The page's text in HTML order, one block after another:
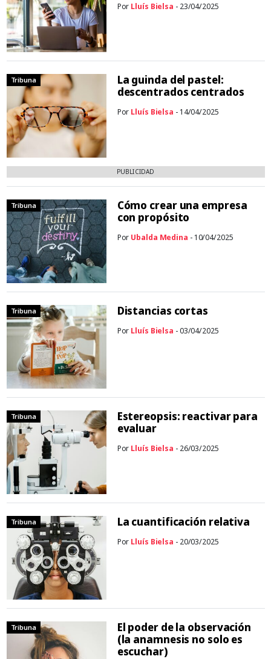
Por Lluís Bielsa - 23/04/2025
Tribuna
La guinda del pastel:
descentrados centrados
Por Lluís Bielsa - 14/04/2025
PUBLICIDAD
Tribuna
Cómo crear una empresa
con propósito
Por Ubalda Medina - 10/04/2025
Tribuna Distancias cortas
Por Lluís Bielsa - 03/04/2025
Tribuna
Estereopsis: reactivar para
evaluar
Por Lluís Bielsa - 26/03/2025
Tribuna La cuantificación relativa
Por Lluís Bielsa - 20/03/2025
Tribuna
El poder de la observación
(la anamnesis no solo es
escuchar)